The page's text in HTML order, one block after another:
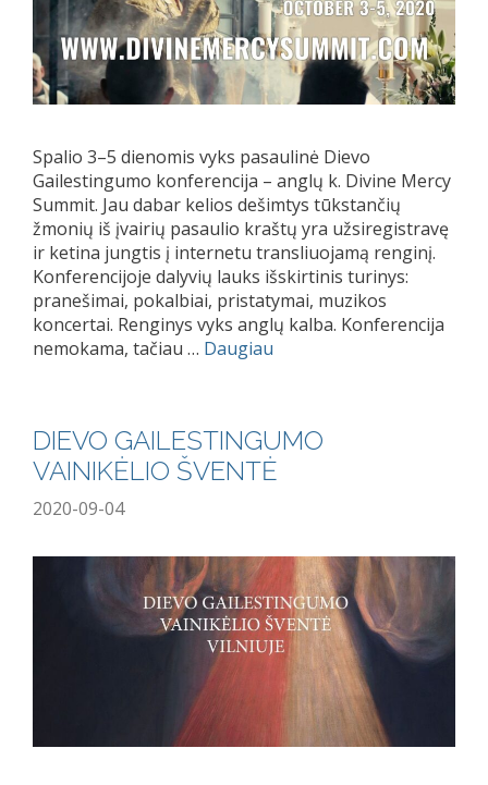
Spalio 3–5 dienomis vyks pasaulinė Dievo
Gailestingumo konferencija – anglų k. Divine Mercy
Summit. Jau dabar kelios dešimtys tūkstančių
žmonių iš įvairių pasaulio kraštų yra užsiregistravę
ir ketina jungtis į internetu transliuojamą renginį.
Konferencijoje dalyvių lauks išskirtinis turinys:
pranešimai, pokalbiai, pristatymai, muzikos
koncertai. Renginys vyks anglų kalba. Konferencija
nemokama, tačiau … Daugiau
DIEVO GAILESTINGUMO
VAINIKĖLIO ŠVENTĖ
2020-09-04